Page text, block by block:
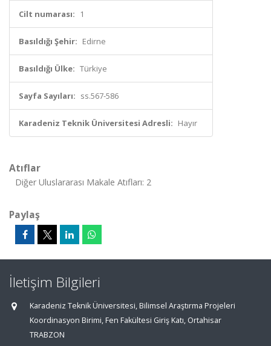
Cilt numarası: 1
Basıldığı Şehir: Edirne
Basıldığı Ülke: Türkiye
Sayfa Sayıları: ss.567-586
Karadeniz Teknik Üniversitesi Adresli: Hayır
Atıflar
Diğer Uluslararası Makale Atıfları: 2
Paylaş
İletişim Bilgileri
Karadeniz Teknik Üniversitesi, Bilimsel Araştırma Projeleri
Koordinasyon Birimi, Fen Fakültesi Giriş Katı, Ortahisar
TRABZON